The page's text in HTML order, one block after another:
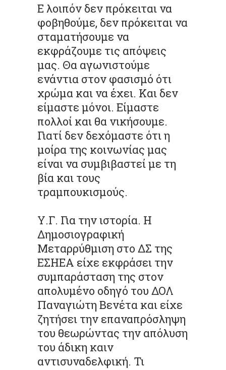
Ε λοιπόν δεν πρόκειται να
φοβηθούμε, δεν πρόκειται να
σταματήσουμε να
εκφράζουμε τις απόψεις
μας. Θα αγωνιστούμε
ενάντια στον φασισμό ότι
χρώμα και να έχει. Και δεν
είμαστε μόνοι. Είμαστε
πολλοί και θα νικήσουμε.
Γιατί δεν δεχόμαστε ότι η
μοίρα της κοινωνίας μας
είναι να συμβιβαστεί με τη
βία και τους
τραμπουκισμούς.
Υ.Γ. Για την ιστορία. Η
Δημοσιογραφική
Μεταρρύθμιση στο ΔΣ της
ΕΣΗΕΑ είχε εκφράσει την
συμπαράσταση της στον
απολυμένο οδηγό του ΔΟΛ
Παναγιώτη Βενέτα και είχε
ζητήσει την επαναπρόσληψη
του θεωρώντας την απόλυση
του άδικη καιν
αντισυναδελφική. Τι